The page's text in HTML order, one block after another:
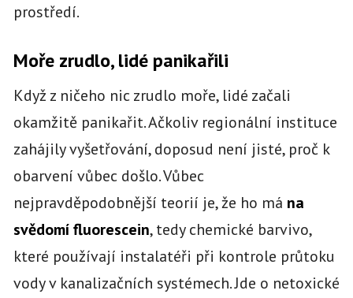
prostředí.
Moře zrudlo, lidé panikařili
Když z ničeho nic zrudlo moře, lidé začali
okamžitě panikařit. Ačkoliv regionální instituce
zahájily vyšetřování, doposud není jisté, proč k
obarvení vůbec došlo. Vůbec
nejpravděpodobnější teorií je, že ho má na
svědomí fluorescein, tedy chemické barvivo,
které používají instalatéři při kontrole průtoku
vody v kanalizačních systémech. Jde o netoxické